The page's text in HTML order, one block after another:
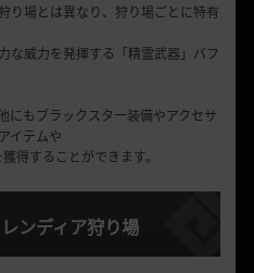
り場とは異なり、狩り場ごとに特有
な威力を発揮する「精霊武器」バフ
にもブラックスター装備やアクセサ
イテムや
得することができます。
ンディア狩り場